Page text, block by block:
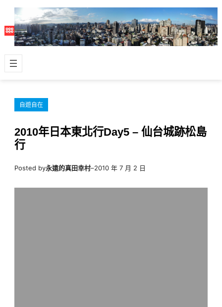
主
容
自遊自在
2010年日本東北行Day5 – 仙台城跡松島
行
Posted by永遠的真田幸村–2010 年 7 月 2 日